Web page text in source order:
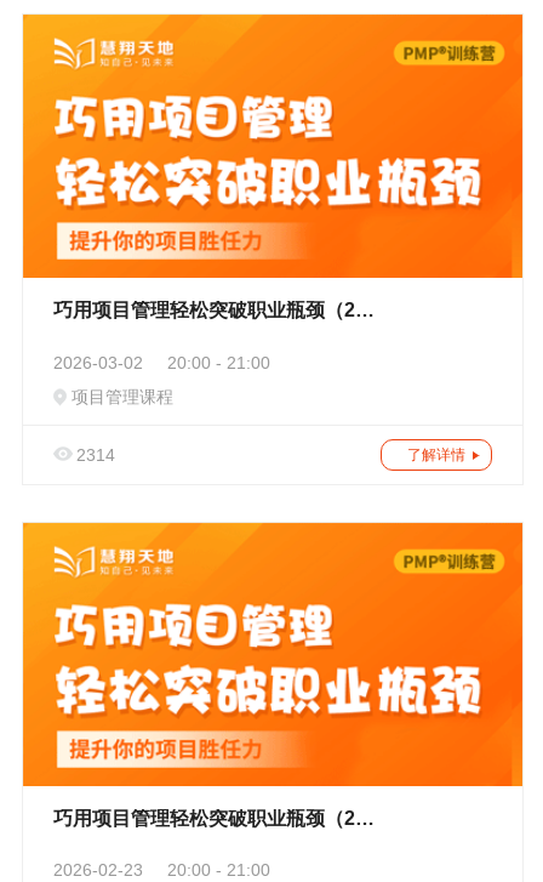
巧用项目管理轻松突破职业瓶颈（204）
2026-03-02
20:00 - 21:00
项目管理课程
2314 了解详情
巧用项目管理轻松突破职业瓶颈（203）
2026-02-23
20:00 - 21:00